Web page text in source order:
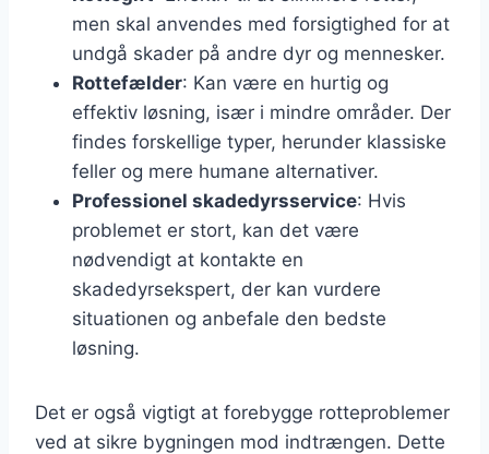
men skal anvendes med forsigtighed for at
undgå skader på andre dyr og mennesker.
Rottefælder: Kan være en hurtig og
effektiv løsning, især i mindre områder. Der
findes forskellige typer, herunder klassiske
feller og mere humane alternativer.
Professionel skadedyrsservice: Hvis
problemet er stort, kan det være
nødvendigt at kontakte en
skadedyrsekspert, der kan vurdere
situationen og anbefale den bedste
løsning.
Det er også vigtigt at forebygge rotteproblemer
ved at sikre bygningen mod indtrængen. Dette